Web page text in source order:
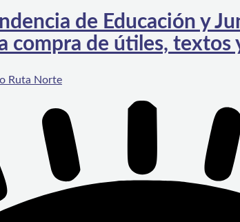
de Educación y
compra de útiles, textos
Ruta Norte